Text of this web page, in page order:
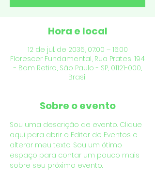
Hora e local
12 de jul. de 2035, 07:00 – 16:00
Florescer Fundamental, Rua Prates, 194
- Bom Retiro, São Paulo - SP, 01121-000,
Brasil
Sobre o evento
Sou uma descrição de evento. Clique
aqui para abrir o Editor de Eventos e
alterar meu texto. Sou um ótimo
espaço para contar um pouco mais
sobre seu próximo evento.